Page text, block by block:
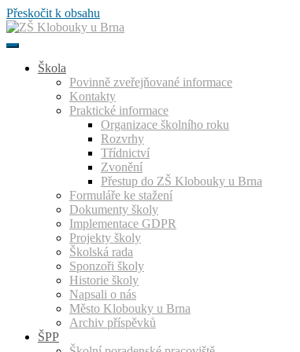
Přeskočit k obsahu
Škola
Povinně zveřejňované informace
Kontakty
Praktické informace
Organizace školního roku
Rozvrhy
Třídnictví
Zvonění
Přestup do ZŠ Klobouky u Brna
Formuláře ke stažení
Dokumenty školy
Implementace GDPR
Projekty školy
Školská rada
Sponzoři školy
Historie školy
Napsali o nás
Město Klobouky u Brna
Archiv příspěvků
ŠPP